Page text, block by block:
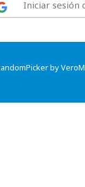
Iniciar sesión
by